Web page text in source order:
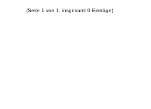
(Seite 1 von 1, insgesamt 0 Einträge)